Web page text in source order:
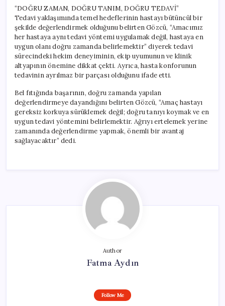
“DOĞRU ZAMAN, DOĞRU TANIM, DOĞRU TEDAVİ”
Tedavi yaklaşımında temel hedeflerinin hastayı bütüncül bir
şekilde değerlendirmek olduğunu belirten Gözcü, “Amacımız
her hastaya aynı tedavi yöntemi uygulamak değil, hastaya en
uygun olanı doğru zamanda belirlemektir” diyerek tedavi
sürecindeki hekim deneyiminin, ekip uyumunun ve klinik
altyapının önemine dikkat çekti. Ayrıca, hasta konforunun
tedavinin ayrılmaz bir parçası olduğunu ifade etti.
Bel fıtığında başarının, doğru zamanda yapılan
değerlendirmeye dayandığını belirten Gözcü, “Amaç hastayı
gereksiz korkuya sürüklemek değil; doğru tanıyı koymak ve en
uygun tedavi yöntemini belirlemektir. Ağrıyı ertelemek yerine
zamanında değerlendirme yapmak, önemli bir avantaj
sağlayacaktır” dedi.
Author
Fatma Aydın
Follow Me